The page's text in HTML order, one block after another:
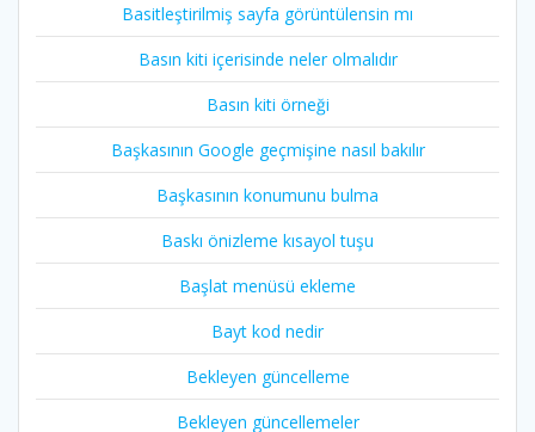
Basitleştirilmiş sayfa görüntülensin mı
Basın kiti içerisinde neler olmalıdır
Basın kiti örneği
Başkasının Google geçmişine nasıl bakılır
Başkasının konumunu bulma
Baskı önizleme kısayol tuşu
Başlat menüsü ekleme
Bayt kod nedir
Bekleyen güncelleme
Bekleyen güncellemeler